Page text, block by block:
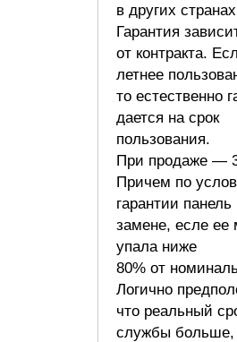
в других
Гарантия
от контракта.
летнее
то естественно
дается на срок
пользования.
При продаже —
Причем по
гарантии
замене, есле ее
упала ниже
80% от
Логично
что реальный
службы больше,